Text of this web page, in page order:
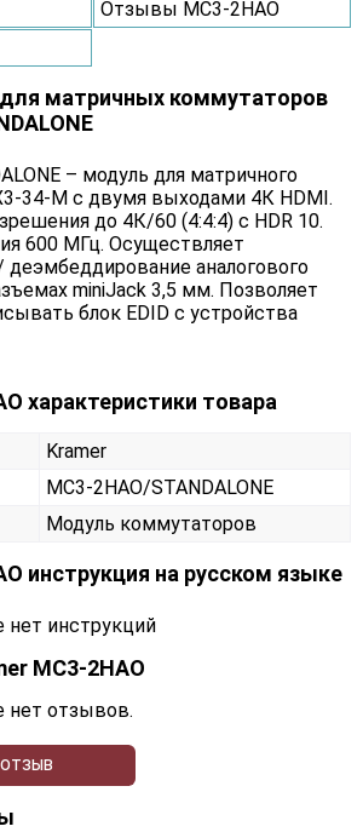
Отзывы MC3-2HAO
матричных коммутаторов
– модуль для матричного
34-M c двумя выходами 4К HDMI.
до 4К/60 (4:4:4) с HDR 10.
600 МГц. Осуществляет
аналогового
miniJack 3,5 мм. Позволяет
блок EDID с устройства
характеристики товара
Kramer
MC3-2HAO/STANDALONE
Модуль коммутаторов
инструкция на русском языке
нет инструкций
MC3-2HAO
нет отзывов.